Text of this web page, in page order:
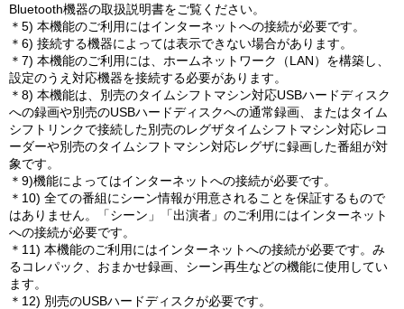
Bluetooth機器の取扱説明書をご覧ください。
＊5) 本機能のご利用にはインターネットへの接続が必要です。
＊6) 接続する機器によっては表示できない場合があります。
＊7) 本機能のご利用には、ホームネットワーク（LAN）を構築し、
設定のうえ対応機器を接続する必要があります。
＊8) 本機能は、別売のタイムシフトマシン対応USBハードディスク
への録画や別売のUSBハードディスクへの通常録画、またはタイム
シフトリンクで接続した別売のレグザタイムシフトマシン対応レコ
ーダーや別売のタイムシフトマシン対応レグザに録画した番組が対
象です。
＊9)機能によってはインターネットへの接続が必要です。
＊10) 全ての番組にシーン情報が用意されることを保証するもので
はありません。「シーン」「出演者」のご利用にはインターネット
への接続が必要です。
＊11) 本機能のご利用にはインターネットへの接続が必要です。み
るコレパック、おまかせ録画、シーン再生などの機能に使用してい
ます。
＊12) 別売のUSBハードディスクが必要です。